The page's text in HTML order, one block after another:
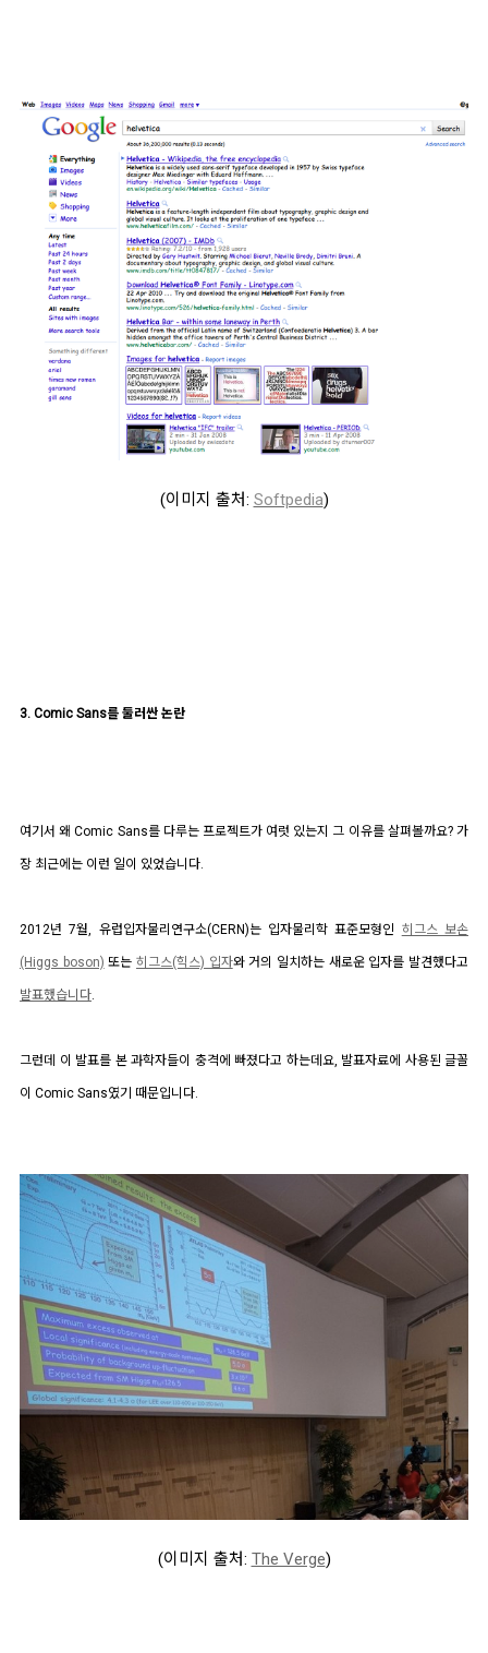
(이미지 출처: Softpedia)
3. Comic Sans를 둘러싼 논란
여기서 왜 Comic Sans를 다루는 프로젝트가 여럿 있는지 그 이유를 살펴볼까요? 가
장 최근에는 이런 일이 있었습니다.
2012년 7월, 유럽입자물리연구소(CERN)는 입자물리학 표준모형인 히그스 보손
(Higgs boson) 또는 히그스(힉스) 입자와 거의 일치하는 새로운 입자를 발견했다고
발표했습니다.
그런데 이 발표를 본 과학자들이 충격에 빠졌다고 하는데요, 발표자료에 사용된 글꼴
이 Comic Sans였기 때문입니다.
(이미지 출처: The Verge)